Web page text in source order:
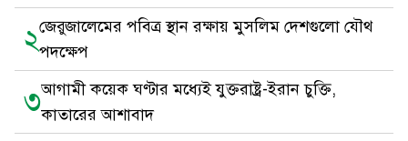
২জেরুজালেমের পবিত্র স্থান রক্ষায় মুসলিম দেশগুলো যৌথ
পদক্ষেপ
৩আগামী কয়েক ঘণ্টার মধ্যেই যুক্তরাষ্ট্র-ইরান চুক্তি,
কাতারের আশাবাদ